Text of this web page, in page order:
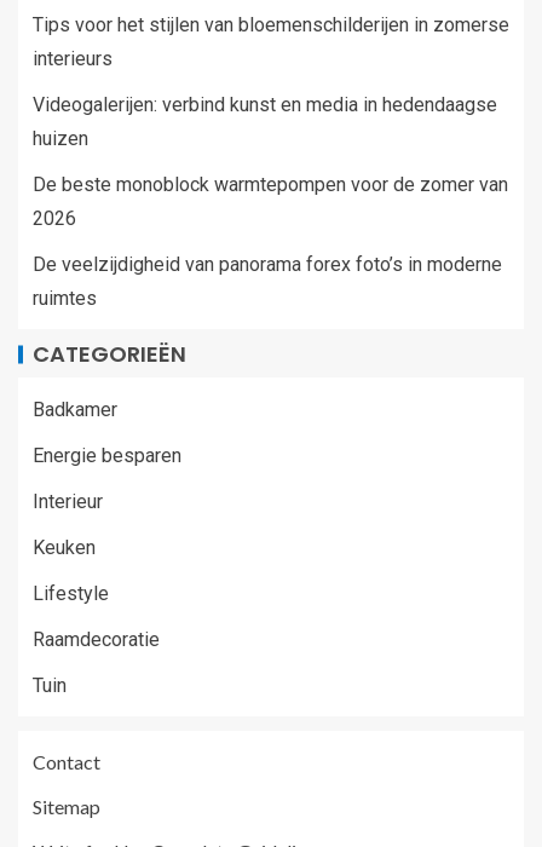
Tips voor het stijlen van bloemenschilderijen in zomerse
interieurs
Videogalerijen: verbind kunst en media in hedendaagse
huizen
De beste monoblock warmtepompen voor de zomer van
2026
De veelzijdigheid van panorama forex foto’s in moderne
ruimtes
CATEGORIEËN
Badkamer
Energie besparen
Interieur
Keuken
Lifestyle
Raamdecoratie
Tuin
Contact
Sitemap